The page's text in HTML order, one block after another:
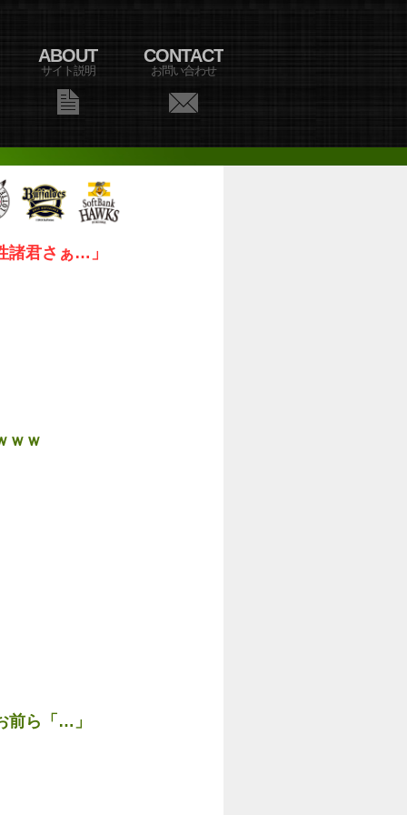
ABOUT
サイト説明
CONTACT
お問い合わせ
諸君さぁ…」
ｗｗ
前ら「…」